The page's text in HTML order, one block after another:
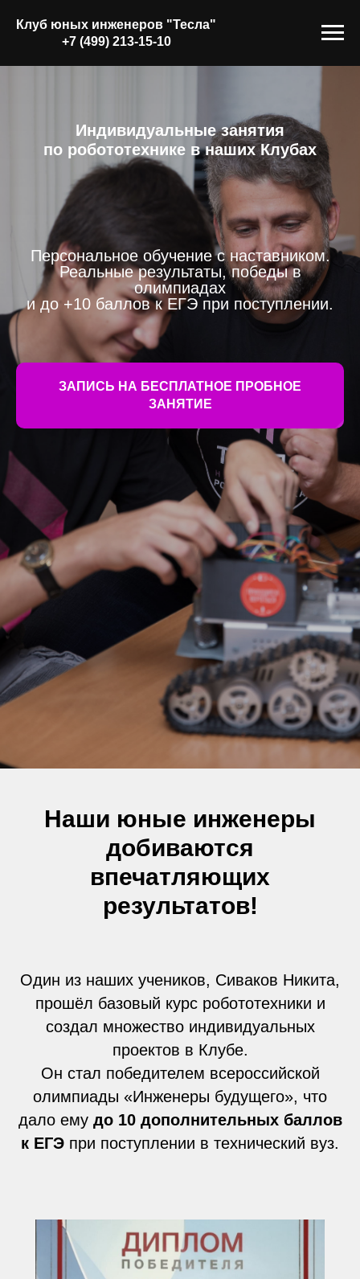
Клуб юных инженеров "Тесла"
+7 (499) 213-15-10
Индивидуальные занятия
по робототехнике в наших Клубах
Персональное обучение с наставником.
Реальные результаты, победы в
олимпиадах
и до +10 баллов к ЕГЭ при поступлении.
ЗАПИСЬ НА БЕСПЛАТНОЕ ПРОБНОЕ
ЗАНЯТИЕ
Наши юные инженеры
добиваются
впечатляющих
результатов!
Один из наших учеников, Сиваков Никита,
прошёл базовый курс робототехники и
создал множество индивидуальных
проектов в Клубе.
Он стал победителем всероссийской
олимпиады «Инженеры будущего», что
дало ему до 10 дополнительных баллов
к ЕГЭ при поступлении в технический вуз.